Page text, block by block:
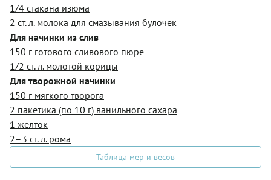
1/4 стакана изюма
2 ст. л. молока для смазывания булочек
Для начинки из слив
150 г готового сливового пюре
1/2 ст. л. молотой корицы
Для творожной начинки
150 г мягкого творога
2 пакетика (по 10 г) ванильного сахара
1 желток
2–3 ст. л. рома
Таблица мер и весов